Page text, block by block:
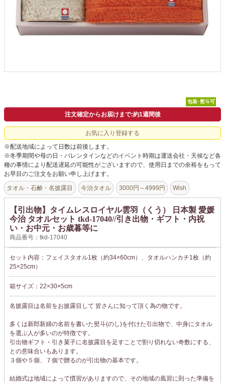
包装･熨斗可
注文確定からお届けまで:約1週間後
お気に入り登録する
※配送地域によって日数は前後します。
※冬季期間や母の日・バレンタインなどのイベント時期は運送会社・天候など各
種の事情により配送遅延の可能性がございますので、使用日までの余裕をもって
お早目のご注文をお願い申し上げます。
タオル・石鹸・名披露目 今治タオル 3000円～4999円 Wish
【引出物】タイムレスロイヤル雲羽（くう） 日本製 愛媛
今治 タオルセット tkd-17040//引き出物・ギフト・内祝
い・お中元・お歳暮等に
商品番号：tkd-17040
セット内容：フェイスタオル1枚（約34×60cm）、タオルハンカチ1枚（約
25×25cm）
箱サイズ：22×30×5cm
名披露目は名前をお披露目して 皆さんに知って頂く為の物です。
多くは新郎新婦の名前を書いた熨斗(のし)を付けた引出物で、中身にタオル
を選ぶ人が多いのが特徴です。
引出物ギフト・引き菓子に名披露目を足すことで割り切れない奇数にする、
との意味合いもあります。
３個や５個、７個で贈るのが引出物の基本です。
結婚式は地域によって慣習がありますので、その地域の風習に則った準備を